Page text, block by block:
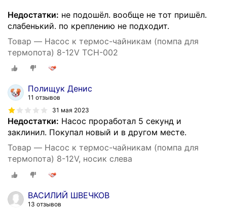
Недостатки: не подошёл. вообще не тот пришёл.
слабенький. по креплению не подходит.
Товар — Насос к термос-чайникам (помпа для
термопота) 8-12V TCH-002
Полищук Денис
11 отзывов
31 мая 2023
Недостатки: Насос проработал 5 секунд и
заклинил. Покупал новый и в другом месте.
Товар — Насос к термос-чайникам (помпа для
термопота) 8-12V, носик слева
ВАСИЛИЙ ШВЕЧКОВ
13 отзывов